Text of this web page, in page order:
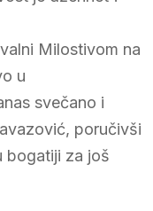
Milostivom na
u
svečano i
poručivši
bogatiji za još